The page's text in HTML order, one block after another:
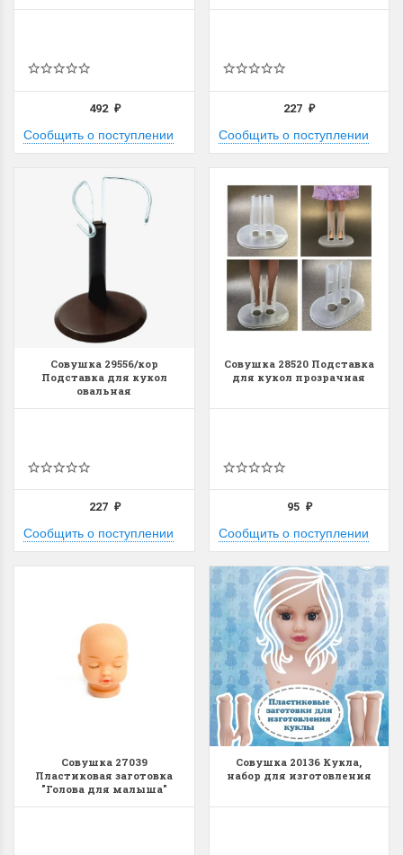
492 ₽
Сообщить о поступлении
227₽
Сообщить о поступлении
Совушка 29556/кор
Подставка для кукол
овальная
227 ₽
Сообщить о поступлении
Совушка 28520 Подставка
для кукол прозрачная
95 ₽
Сообщить о поступлении
Совушка 27039
Пластиковая заготовка
"Голова для малыша"
Совушка 20136 Кукла,
набор для изготовления